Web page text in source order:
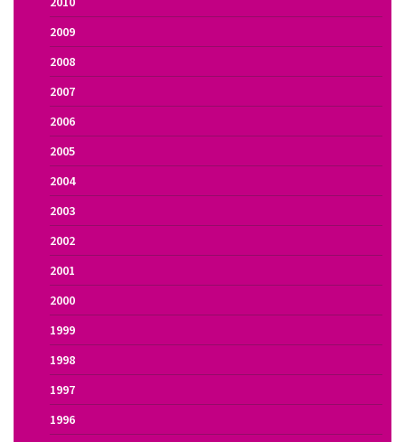
2009
2008
2007
2006
2005
2004
2003
2002
2001
2000
1999
1998
1997
1996